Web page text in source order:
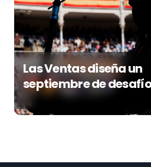
Las Ventas diseña un
septiembre de
variedad ganadera